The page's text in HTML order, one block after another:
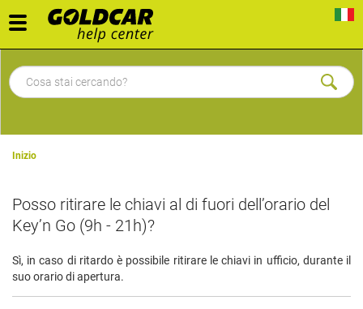
Toggle
navigation
Inizio
Posso ritirare le chiavi al di fuori dell’orario del
Key’n Go (9h - 21h)?
Sì, in caso di ritardo è possibile ritirare le chiavi in ufficio, durante il
suo orario di apertura.